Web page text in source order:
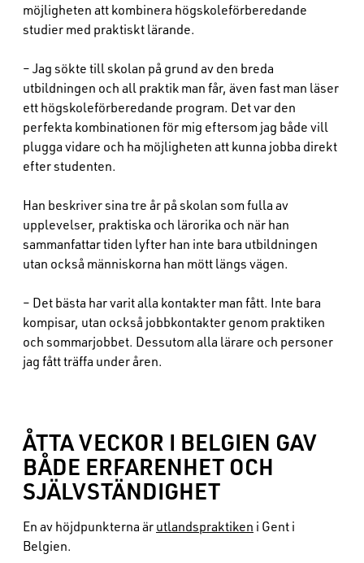
möjligheten att kombinera högskoleförberedande
studier med praktiskt lärande.
– Jag sökte till skolan på grund av den breda
utbildningen och all praktik man får, även fast man läser
ett högskoleförberedande program. Det var den
perfekta kombinationen för mig eftersom jag både vill
plugga vidare och ha möjligheten att kunna jobba direkt
efter studenten.
Han beskriver sina tre år på skolan som fulla av
upplevelser, praktiska och lärorika och när han
sammanfattar tiden lyfter han inte bara utbildningen
utan också människorna han mött längs vägen.
– Det bästa har varit alla kontakter man fått. Inte bara
kompisar, utan också jobbkontakter genom praktiken
och sommarjobbet. Dessutom alla lärare och personer
jag fått träffa under åren.
ÅTTA VECKOR I BELGIEN GAV
BÅDE ERFARENHET OCH
SJÄLVSTÄNDIGHET
En av höjdpunkterna är utlandspraktiken i Gent i
Belgien.